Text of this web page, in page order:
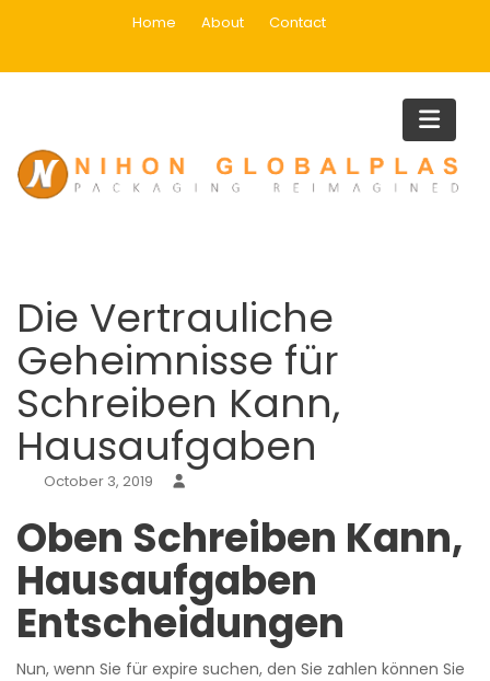
Home About Contact
Home
Uncategorized
Die Vertrauliche Geheimnisse für Schreiben Kann,
Die Vertrauliche
Geheimnisse für
Schreiben Kann,
Hausaufgaben
October 3, 2019
Oben Schreiben Kann,
Hausaufgaben
Entscheidungen
Nun, wenn Sie für expire suchen, den Sie zahlen können Sie